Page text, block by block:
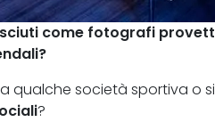
come fotografi
?
qualche società sportiva o
?